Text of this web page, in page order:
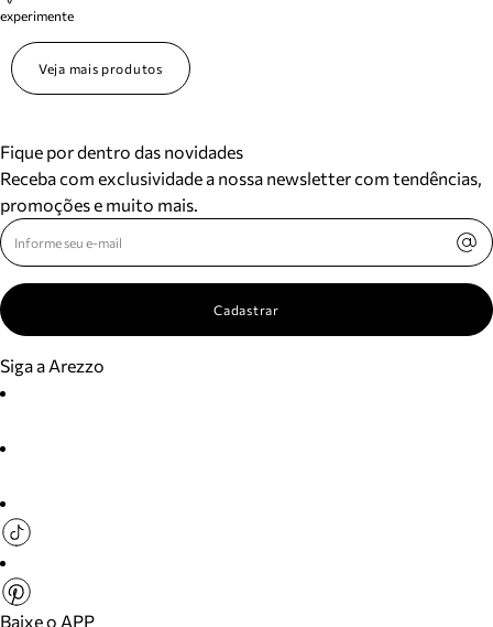
experimente
Veja mais produtos
Fique por dentro das novidades
Receba com exclusividade a nossa newsletter com tendências,
promoções e muito mais.
Cadastrar
Siga a Arezzo
Baixe o APP